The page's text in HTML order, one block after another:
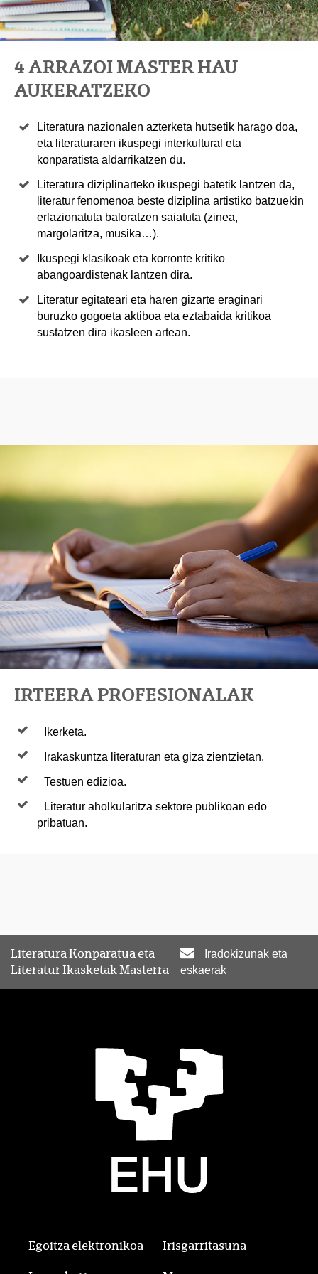
4 ARRAZOI MASTER HAU
AUKERATZEKO
Literatura nazionalen azterketa hutsetik harago doa,
eta literaturaren ikuspegi interkultural eta
konparatista aldarrikatzen du.
Literatura diziplinarteko ikuspegi batetik lantzen da,
literatur fenomenoa beste diziplina artistiko batzuekin
erlazionatuta baloratzen saiatuta (zinea,
margolaritza, musika…).
Ikuspegi klasikoak eta korronte kritiko
abangoardistenak lantzen dira.
Literatur egitateari eta haren gizarte eraginari
buruzko gogoeta aktiboa eta eztabaida kritikoa
sustatzen dira ikasleen artean.
IRTEERA PROFESIONALAK
Ikerketa.
Irakaskuntza literaturan eta giza zientzietan.
Testuen edizioa.
Literatur aholkularitza sektore publikoan edo
pribatuan.
Literatura Konparatua eta
Literatur Ikasketak Masterra
Iradokizunak eta
eskaerak
Egoitza elektronikoa Irisgarritasuna